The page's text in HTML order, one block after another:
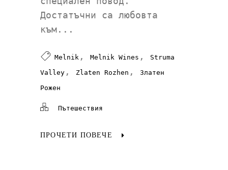
Достатъчни са любовта
към...
Melnik , Melnik Wines ,
Struma
Valley , Zlaten Rozhen ,
Златен
Рожен
Пътешествия
ПРОЧЕТИ ПОВЕЧЕ